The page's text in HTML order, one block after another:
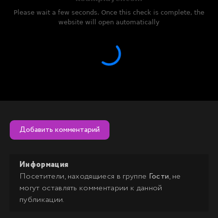
Добавить комментарий
Информация
Посетители, находящиеся в группе Гости, не
могут оставлять комментарии к данной
публикации.